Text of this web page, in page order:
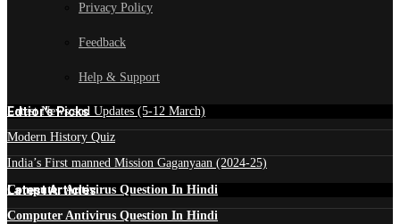
Privacy Policy
Feedback
Help & Support
Edtior's Picks
Latest News and Updates (5-12 March)
Modern History Quiz
India’s First manned Mission Gaganyaan (2024-25)
Latest Articles
Computer Antivirus Question In Hindi
Computer Antivirus Question In Hindi